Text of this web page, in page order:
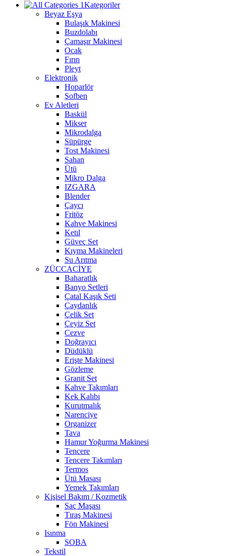
Kategoriler
Beyaz Eşya
Bulaşık Makinesi
Buzdolabı
Çamaşır Makinesi
Ocak
Fırın
Pleyt
Elektronik
Hoparlör
Şofben
Ev Aletleri
Baskül
Mikser
Mikrodalga
Süpürge
Tost Makinesi
Sahan
Ütü
Mikro Dalga
IZGARA
Blender
Çaycı
Fritöz
Kahve Makinesi
Ketıl
Güveç Set
Kıyma Makineleri
Su Arıtma
ZÜCCACİYE
Baharatlık
Banyo Setleri
Çatal Kaşık Seti
Çaydanlık
Çelik Set
Çeyiz Set
Cezve
Doğrayıcı
Düdüklü
Erişte Makinesi
Gözleme
Granit Set
Kahve Takımları
Kek Kalıbı
Kurutmalık
Narenciye
Organizer
Tava
Hamur Yoğurma Makinesi
Tencere
Tencere Takımları
Termos
Ütü Masası
Yemek Takımları
Kişisel Bakım / Kozmetik
Saç Maşası
Tıraş Makinesi
Fön Makinesi
Isınma
SOBA
Tekstil